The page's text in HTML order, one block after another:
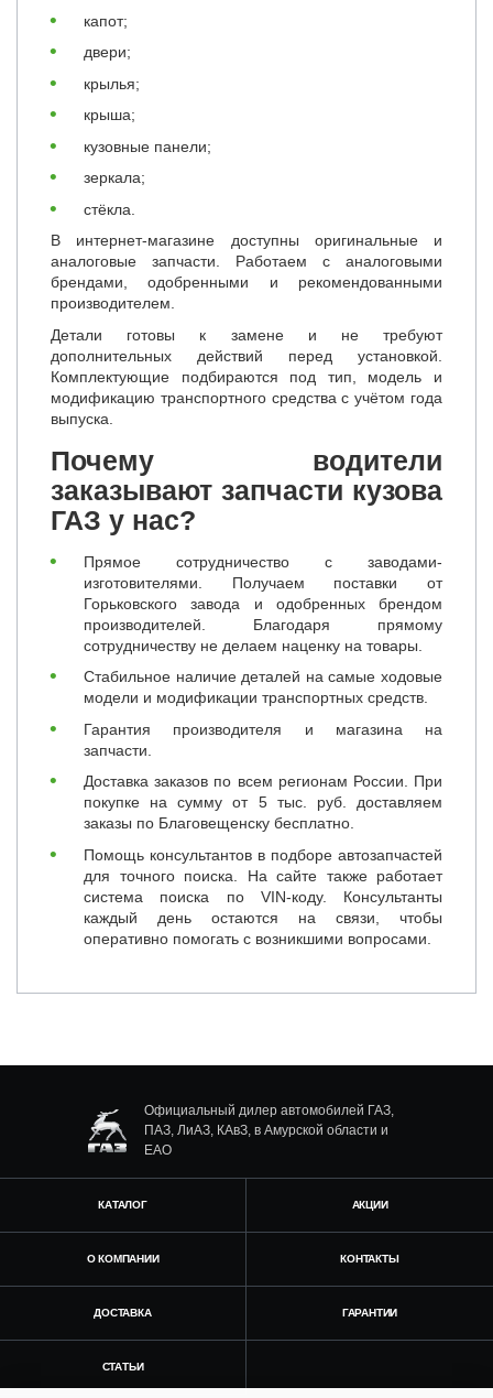
капот;
двери;
крылья;
крыша;
кузовные панели;
зеркала;
стёкла.
В интернет-магазине доступны оригинальные и
аналоговые запчасти. Работаем с аналоговыми
брендами, одобренными и рекомендованными
производителем.
Детали готовы к замене и не требуют
дополнительных действий перед установкой.
Комплектующие подбираются под тип, модель и
модификацию транспортного средства с учётом года
выпуска.
Почему водители
заказывают запчасти кузова
ГАЗ у нас?
Прямое сотрудничество с заводами-
изготовителями. Получаем поставки от
Горьковского завода и одобренных брендом
производителей. Благодаря прямому
сотрудничеству не делаем наценку на товары.
Стабильное наличие деталей на самые ходовые
модели и модификации транспортных средств.
Гарантия производителя и магазина на
запчасти.
Доставка заказов по всем регионам России. При
покупке на сумму от 5 тыс. руб. доставляем
заказы по Благовещенску бесплатно.
Помощь консультантов в подборе автозапчастей
для точного поиска. На сайте также работает
система поиска по VIN-коду. Консультанты
каждый день остаются на связи, чтобы
оперативно помогать с возникшими вопросами.
Официальный дилер автомобилей ГАЗ,
ПАЗ, ЛиАЗ, КАвЗ, в Амурской области и
ЕАО
КАТАЛОГ АКЦИИ
О КОМПАНИИ КОНТАКТЫ
ДОСТАВКА ГАРАНТИИ
СТАТЬИ